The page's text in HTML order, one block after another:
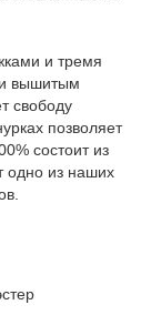
и тремя
вышитым
свободу
позволяет
состоит из
одно из наших